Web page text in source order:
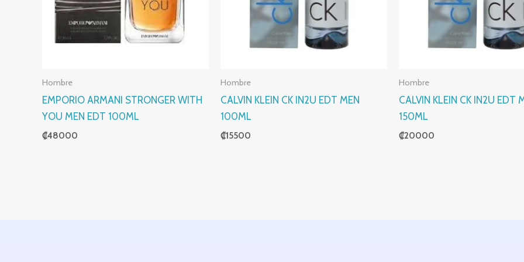
Hombre
EMPORIO ARMANI STRONGER WITH
YOU MEN EDT 100ML
₡48000
Hombre
CALVIN KLEIN CK IN2U EDT MEN
100ML
₡15500
Hombre
CALVIN KLEIN CK IN2U EDT
150ML
₡20000